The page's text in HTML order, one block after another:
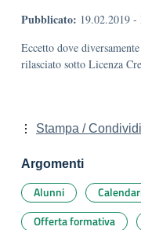
Pubblicato: 19.02.2019 -
Eccetto dove
rilasciato sotto Licenza
Stampa / Condividi
Argomenti
Alunni
Offerta formativa